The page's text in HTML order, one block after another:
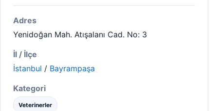
Adres
Yenidoğan Mah. Atışalanı Cad. No: 3
İl / İlçe
İstanbul / Bayrampaşa
Kategori
Veterinerler